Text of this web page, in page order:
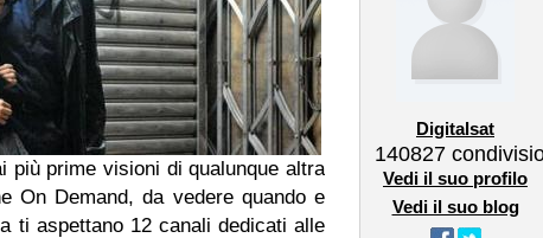
più prime visioni di qualunque altra
On Demand, da vedere quando e
ti aspettano 12 canali dedicati alle
Digitalsat
140827
Vedi il suo profilo
Vedi il suo blog